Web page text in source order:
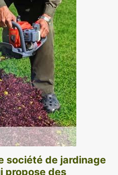
société de jardinage
propose des